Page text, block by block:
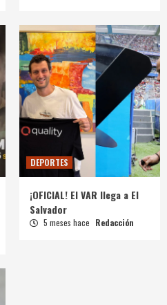
DEPORTES
¡OFICIAL! El VAR llega a El
Salvador
5 meses hace Redacción